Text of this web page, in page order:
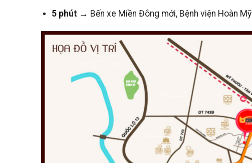
5 phút→ Bến xe Miền Đông mới, Bệnh viện Hoàn Mỹ